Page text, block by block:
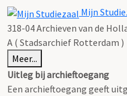
Mijn
318-04 Archieven van de
A ( Stadsarchief Rotterdam )
Meer...
Uitleg bij archieftoegang
Een archieftoegang geeft